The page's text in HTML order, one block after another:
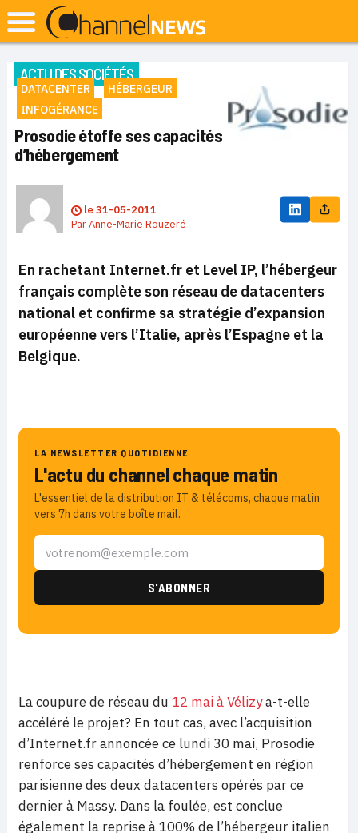
ACTU DES SOCIÉTÉS
DATACENTER
HÉBERGEUR
INFOGÉRANCE
Prosodie étoffe ses capacités
d’hébergement
le31-05-2011
ParAnne-Marie Rouzeré
En rachetant Internet.fr et Level IP, l’hébergeur
français complète son réseau de datacenters
national et confirme sa stratégie d’expansion
européenne vers l’Italie, après l’Espagne et la
Belgique.
LA NEWSLETTER QUOTIDIENNE
L'actu du channel chaque matin
L'essentiel de la distribution IT & télécoms, chaque matin
vers 7h dans votre boîte mail.
La coupure de réseau du 12 mai à Vélizya-t-elle
accéléré le projet? En tout cas, avec l’acquisition
d’Internet.fr annoncée ce lundi 30 mai, Prosodie
renforce ses capacités d’hébergement en région
parisienne des deux datacenters opérés par ce
dernier à Massy. Dans la foulée, est conclue
également la reprise à 100% de l’hébergeur italien